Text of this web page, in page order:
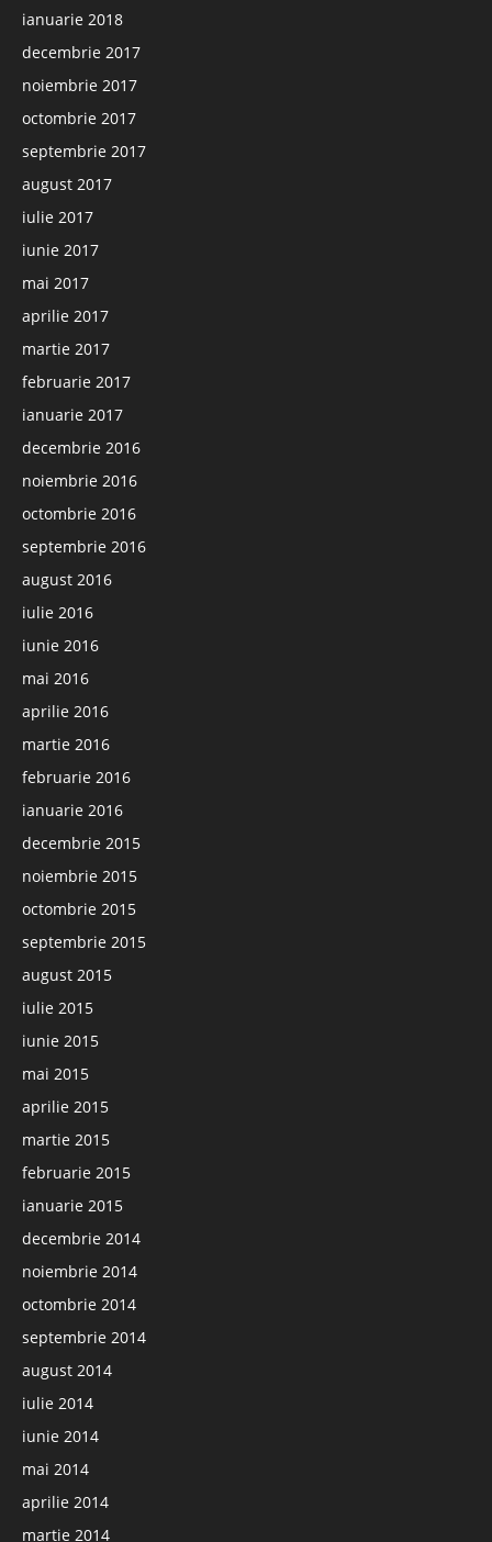
ianuarie 2018
decembrie 2017
noiembrie 2017
octombrie 2017
septembrie 2017
august 2017
iulie 2017
iunie 2017
mai 2017
aprilie 2017
martie 2017
februarie 2017
ianuarie 2017
decembrie 2016
noiembrie 2016
octombrie 2016
septembrie 2016
august 2016
iulie 2016
iunie 2016
mai 2016
aprilie 2016
martie 2016
februarie 2016
ianuarie 2016
decembrie 2015
noiembrie 2015
octombrie 2015
septembrie 2015
august 2015
iulie 2015
iunie 2015
mai 2015
aprilie 2015
martie 2015
februarie 2015
ianuarie 2015
decembrie 2014
noiembrie 2014
octombrie 2014
septembrie 2014
august 2014
iulie 2014
iunie 2014
mai 2014
aprilie 2014
martie 2014